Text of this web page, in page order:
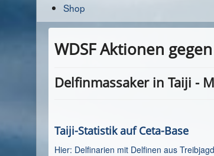
Shop
WDSF Aktionen
Delfinmassaker in Taiji -
Taiji-Statistik auf Ceta-Base
Hier: Delfinarien mit Delfinen aus